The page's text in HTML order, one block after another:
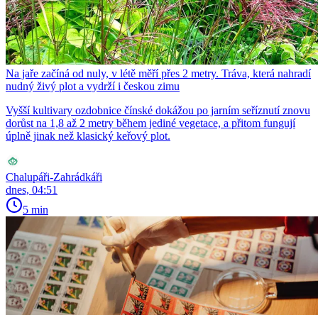
Na jaře začíná od nuly, v létě měří přes 2 metry. Tráva, která nahradí
nudný živý plot a vydrží i českou zimu
Vyšší kultivary ozdobnice čínské dokážou po jarním seříznutí znovu
dorůst na 1,8 až 2 metry během jediné vegetace, a přitom fungují
úplně jinak než klasický keřový plot.
Chalupáři-Zahrádkáři
dnes, 04:51
5 min